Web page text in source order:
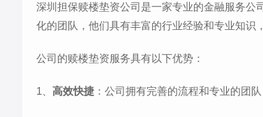
深圳担保赎楼垫资公司是一家专业的金融服务公
化的团队，他们具有丰富的行业经验和专业知识
公司的赎楼垫资服务具有以下优势：
1、 高效快捷 ：公司拥有完善的流程和专业的团